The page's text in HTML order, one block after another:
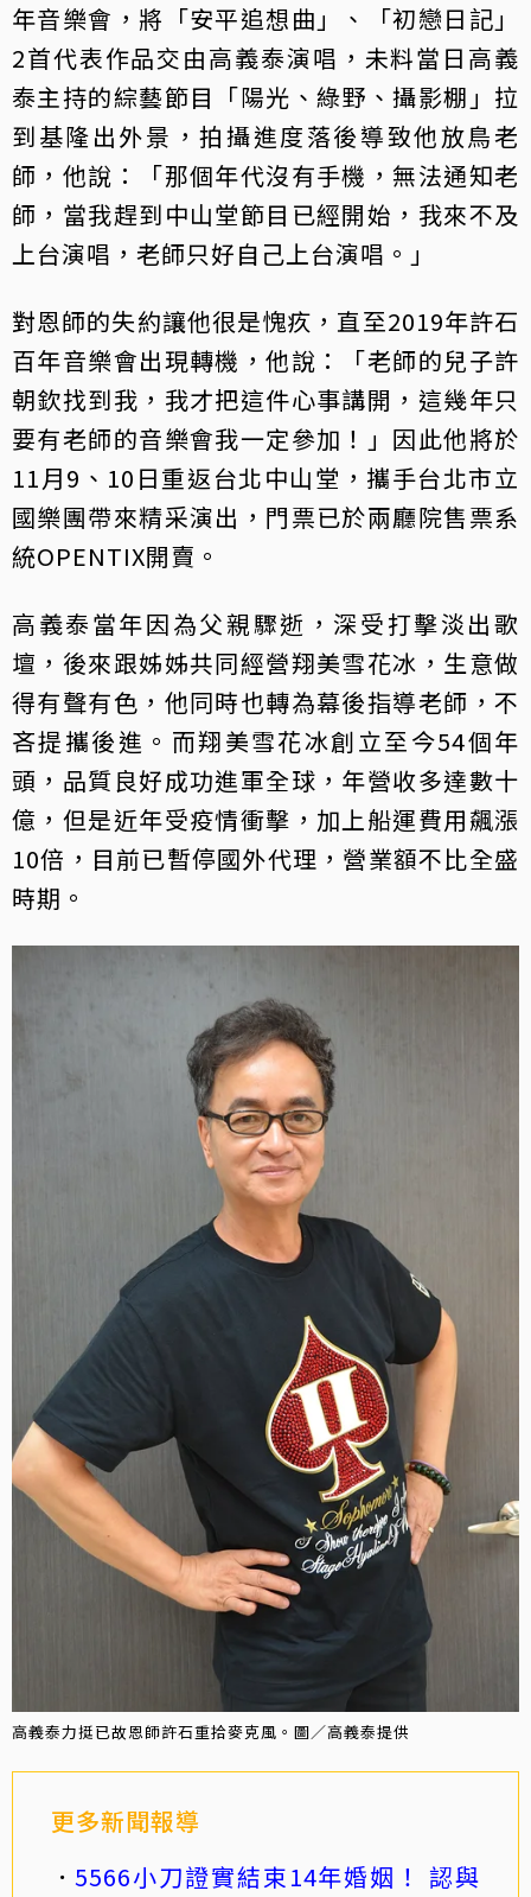
年音樂會，將「安平追想曲」、「初戀日記」
2首代表作品交由高義泰演唱，未料當日高義
泰主持的綜藝節目「陽光、綠野、攝影棚」拉
到基隆出外景，拍攝進度落後導致他放鳥老
師，他說：「那個年代沒有手機，無法通知老
師，當我趕到中山堂節目已經開始，我來不及
上台演唱，老師只好自己上台演唱。」
對恩師的失約讓他很是愧疚，直至2019年許石
百年音樂會出現轉機，他說：「老師的兒子許
朝欽找到我，我才把這件心事講開，這幾年只
要有老師的音樂會我一定參加！」因此他將於
11月9、10日重返台北中山堂，攜手台北市立
國樂團帶來精采演出，門票已於兩廳院售票系
統OPENTIX開賣。
高義泰當年因為父親驟逝，深受打擊淡出歌
壇，後來跟姊姊共同經營翔美雪花冰，生意做
得有聲有色，他同時也轉為幕後指導老師，不
吝提攜後進。而翔美雪花冰創立至今54個年
頭，品質良好成功進軍全球，年營收多達數十
億，但是近年受疫情衝擊，加上船運費用飆漲
10倍，目前已暫停國外代理，營業額不比全盛
時期。
高義泰力挺已故恩師許石重拾麥克風。圖／高義泰提供
更多新聞報導
5566小刀證實結束14年婚姻！ 認與